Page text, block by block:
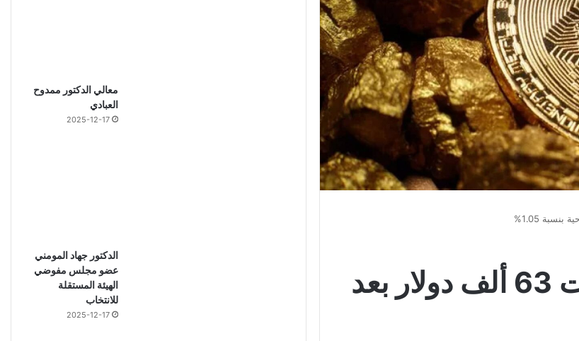
البيتكوين تستقر فوق مستويات 63 ألف دولار بعد
معالي الدكتور ممدوح
العبادي
2025-12-17
الدكتور جهاد المومني
عضو مجلس مفوضي
الهيئة المستقلة
للانتخاب
2025-12-17